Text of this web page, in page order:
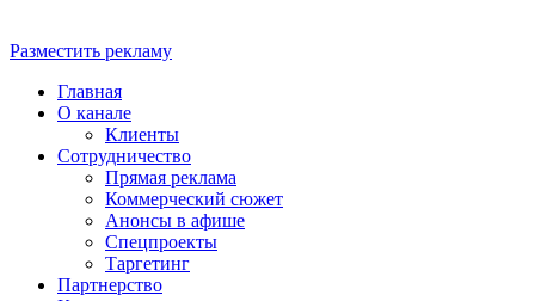
Разместить рекламу
Главная
О канале
Клиенты
Сотрудничество
Прямая реклама
Коммерческий сюжет
Анонсы в афише
Cпецпроекты
Таргетинг
Партнерство